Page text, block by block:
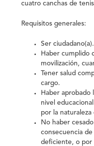
cuatro canchas de
Requisitos generales:
Ser ciudadano(a).
Haber cumplido
movilización,
Tener salud
cargo.
Haber aprobado
nivel
por la
No haber
consecuencia
deficiente, o por